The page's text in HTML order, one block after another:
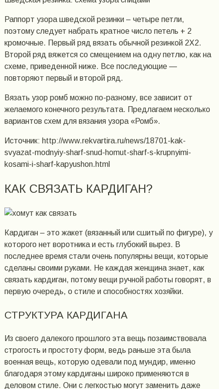
Раппорт узора шведской резинки – четыре петли,
поэтому следует набрать кратное число петель + 2
кромочные. Первый ряд вязать обычной резинкой 2Х2.
Второй ряд вяжется со смещением на одну петлю, как на
схеме, приведенной ниже. Все последующие —
повторяют первый и второй ряд.
Вязать узор ромб можно по-разному, все зависит от
желаемого конечного результата. Предлагаем несколько
вариантов схем для вязания узора «Ромб».
Источник: http://www.rekvartira.ru/news/18701-kak-
svyazat-modnyiy-sharf-snud-homut-sharf-s-krupnyimi-
kosami-i-sharf-kapyushon.html
КАК СВЯЗАТЬ КАРДИГАН?
Кардиган – это жакет (вязанный или сшитый по фигуре), у
которого нет воротника и есть глубокий вырез. В
последнее время стали очень популярны вещи, которые
сделаны своими руками. Не каждая женщина знает, как
связать кардиган, потому вещи ручной работы говорят, в
первую очередь, о стиле и способностях хозяйки.
СТРУКТУРА КАРДИГАНА
Из своего далекого прошлого эта вещь позаимствовала
строгость и простоту форм, ведь раньше эта была
военная вещь, которую одевали под мундир, именно
благодаря этому кардиганы широко применяются в
деловом стиле. Они с легкостью могут заменить даже